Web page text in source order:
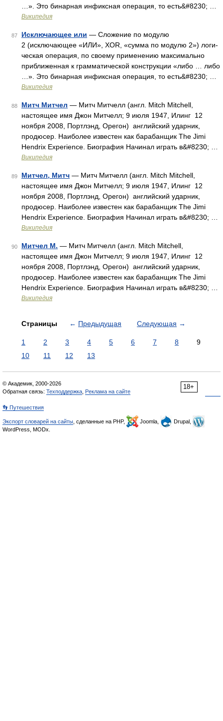
…». Это бинарная инфиксная опе­ра­ция, то есть&#8230; …
Википедия
87 Исключающее или — Сложение по модулю
2 (исключающее «ИЛИ», XOR, «сумма по модулю 2») ло­ги­
чес­кая опе­ра­ция, по сво­ему при­ме­не­нию мак­си­маль­но
при­бли­жен­ная к грам­ма­ти­чес­кой кон­струк­ции «либо … либо
…». Это бинарная инфиксная опе­ра­ция, то есть&#8230; …
Википедия
88 Митч Митчел — Митч Митчелл (англ. Mitch Mitchell,
настоящее имя Джон Митчелл; 9 июля 1947, Илинг 12
ноября 2008, Портлэнд, Орегон) английский ударник,
продюсер. Наиболее известен как барабанщик The Jimi
Hendrix Experience. Биография Начинал играть в&#8230; …
Википедия
89 Митчел, Митч — Митч Митчелл (англ. Mitch Mitchell,
настоящее имя Джон Митчелл; 9 июля 1947, Илинг 12
ноября 2008, Портлэнд, Орегон) английский ударник,
продюсер. Наиболее известен как барабанщик The Jimi
Hendrix Experience. Биография Начинал играть в&#8230; …
Википедия
90 Митчел М. — Митч Митчелл (англ. Mitch Mitchell,
настоящее имя Джон Митчелл; 9 июля 1947, Илинг 12
ноября 2008, Портлэнд, Орегон) английский ударник,
продюсер. Наиболее известен как барабанщик The Jimi
Hendrix Experience. Биография Начинал играть в&#8230; …
Википедия
Страницы ← Предыдущая Следующая →
1 2 3 4 5 6 7 8
9
10
11 12 13
18+
© Академик, 2000-2026
Обратная связь: Техподдержка Реклама на сайте
👣 Путешествия
Экспорт словарей на сайты , сделанные на PHP, Joomla,
Drupal,
WordPress, MODx.